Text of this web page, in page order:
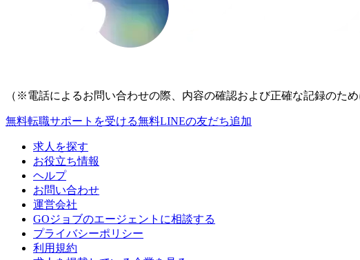
（※電話によるお問い合わせの際、内容の確認および正確な記録のた
無料転職サポートを受ける無料LINEの友だち追加
求人を探す
お役立ち情報
ヘルプ
お問い合わせ
運営会社
GOジョブのエージェントに相談する
プライバシーポリシー
利用規約